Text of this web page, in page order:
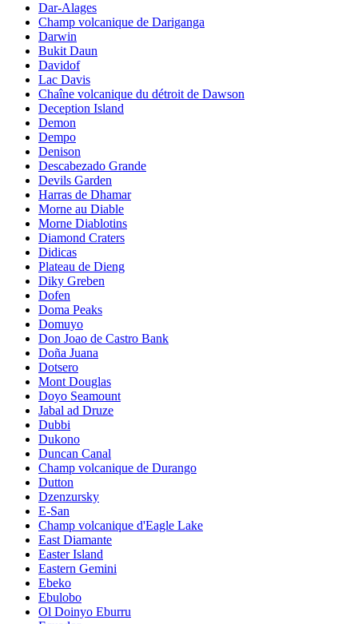
Dar-Alages
Champ volcanique de Dariganga
Darwin
Bukit Daun
Davidof
Lac Davis
Chaîne volcanique du détroit de Dawson
Deception Island
Demon
Dempo
Denison
Descabezado Grande
Devils Garden
Harras de Dhamar
Morne au Diable
Morne Diablotins
Diamond Craters
Didicas
Plateau de Dieng
Diky Greben
Dofen
Doma Peaks
Domuyo
Don Joao de Castro Bank
Doña Juana
Dotsero
Mont Douglas
Doyo Seamount
Jabal ad Druze
Dubbi
Dukono
Duncan Canal
Champ volcanique de Durango
Dutton
Dzenzursky
E-San
Champ volcanique d'Eagle Lake
East Diamante
Easter Island
Eastern Gemini
Ebeko
Ebulobo
Ol Doinyo Eburru